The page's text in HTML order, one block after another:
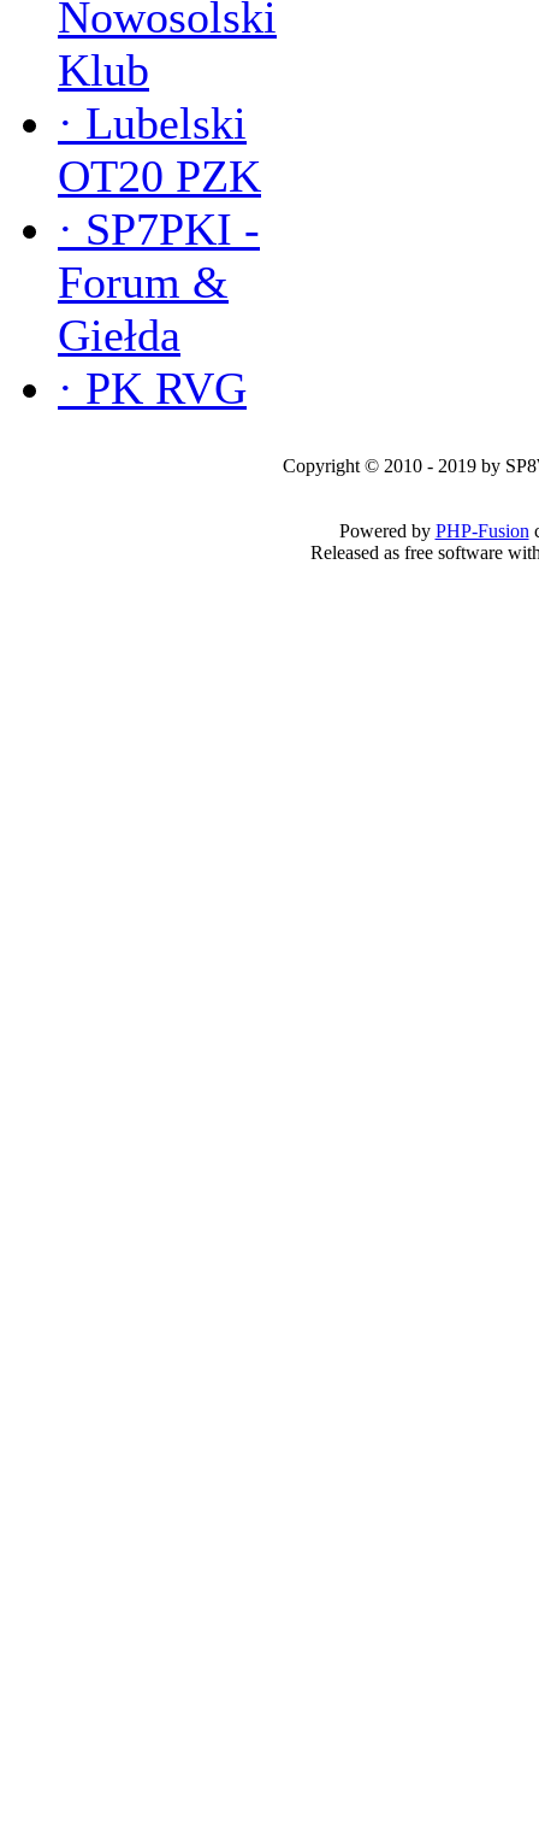
Nowosolski
Klub
· Lubelski
OT20 PZK
· SP7PKI -
Forum &
Giełda
· PK RVG
Copyright © 2010 - 2019 by
Powered by PHP-Fusion
Released as free software